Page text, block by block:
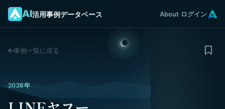
AI活用事例データベース About ログイン
事例一覧に戻る
2026年